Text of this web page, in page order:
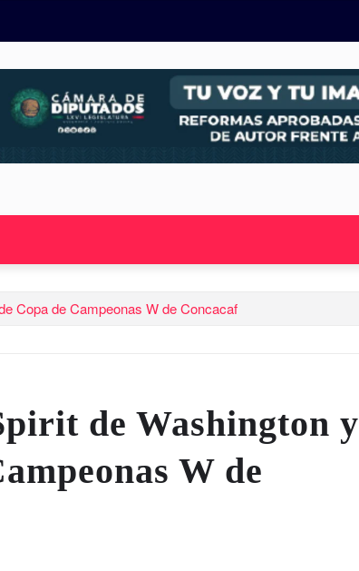
Copa de Campeonas W de Concacaf
de Washington y
W de